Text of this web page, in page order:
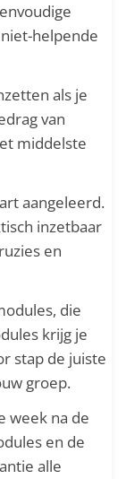
helpende
als je
van
middelste
aangeleerd.
inzetbaar
en
die
krijg je
stap de juiste
groep.
week na de
en de
alle